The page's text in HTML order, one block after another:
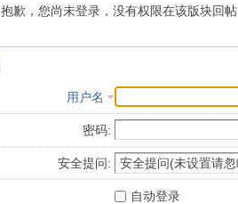
抱歉，您尚未登录，没有权限在该版块回帖
用户名
密码:
安全提问:
自动登录